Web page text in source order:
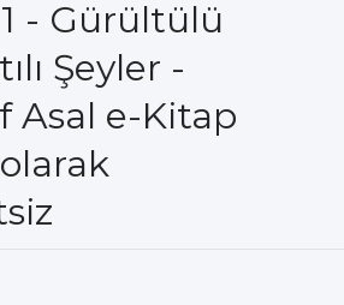
1 - Gürültülü
Şeyler -
Asal e-Kitap